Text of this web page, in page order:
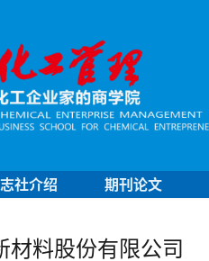
社介绍 期刊论文
材料股份有限公司